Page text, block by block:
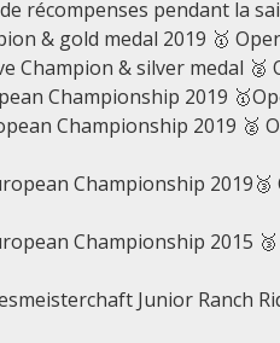
récompenses pendant la
& gold medal 2019 🥇
Champion & silver medal 🥈
Championship 2019
Championship 2019 🥈
Championship
Championship 2015
Junior Ranch